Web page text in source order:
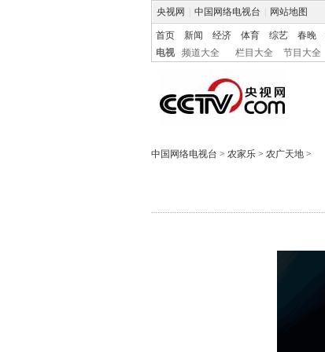
央视网 中国网络电视台 网站地图
首页 新闻 经济 体育 综艺 春晚
电视
频道大全 栏目大全 节目大全
中国网络电视台 > 农家乐 > 农广天地 >